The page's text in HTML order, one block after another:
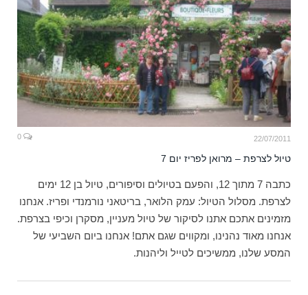
22/07/2011
טיול לצרפת – מרואן לפריז יום 7
כתבה 7 מתוך 12, והפעם בטיולים וסיפורים, טיול בן 12 ימים
לצרפת. מסלול הטיול: עמק הלואר, בריטאני נורמנדי ופריז. אנחנו
מזמינים אתכם אתנו לסיקור של טיול מעניין, מסקרן וכיפי בצרפת.
אנחנו מאוד נהנינו, ומקווים שגם אתם! אנחנו ביום השביעי של
המסע שלנו, ממשיכים לטייל וליהנות.